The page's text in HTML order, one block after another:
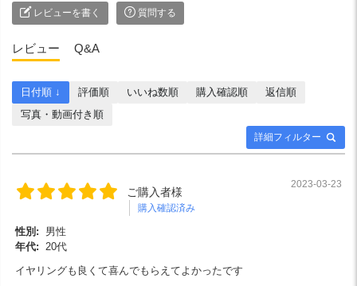
レビューを書く 質問する
レビュー Q&A
詳細フィルター
日付順 ↓ 評価順 いいね数順 購入確認順
返信順
写真・動画付き順
ご購入者様
購入確認済み
2023-03-23
性別:
男性
年代:
20代
イヤリングも良くて喜んでもらえてよかったです